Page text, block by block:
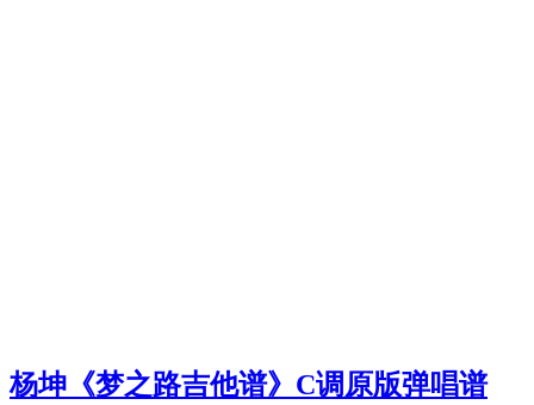
杨坤《梦之路吉他谱》C调原版弹唱谱